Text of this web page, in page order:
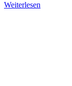
Weiterlesen